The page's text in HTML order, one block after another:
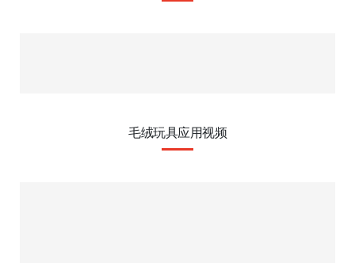
毛绒玩具应用视频